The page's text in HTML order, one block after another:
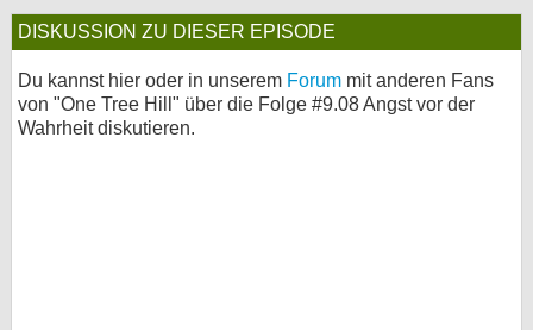
DISKUSSION ZU DIESER EPISODE
Du kannst hier oder in unserem Forum mit anderen Fans
von "One Tree Hill" über die Folge #9.08 Angst vor der
Wahrheit diskutieren.